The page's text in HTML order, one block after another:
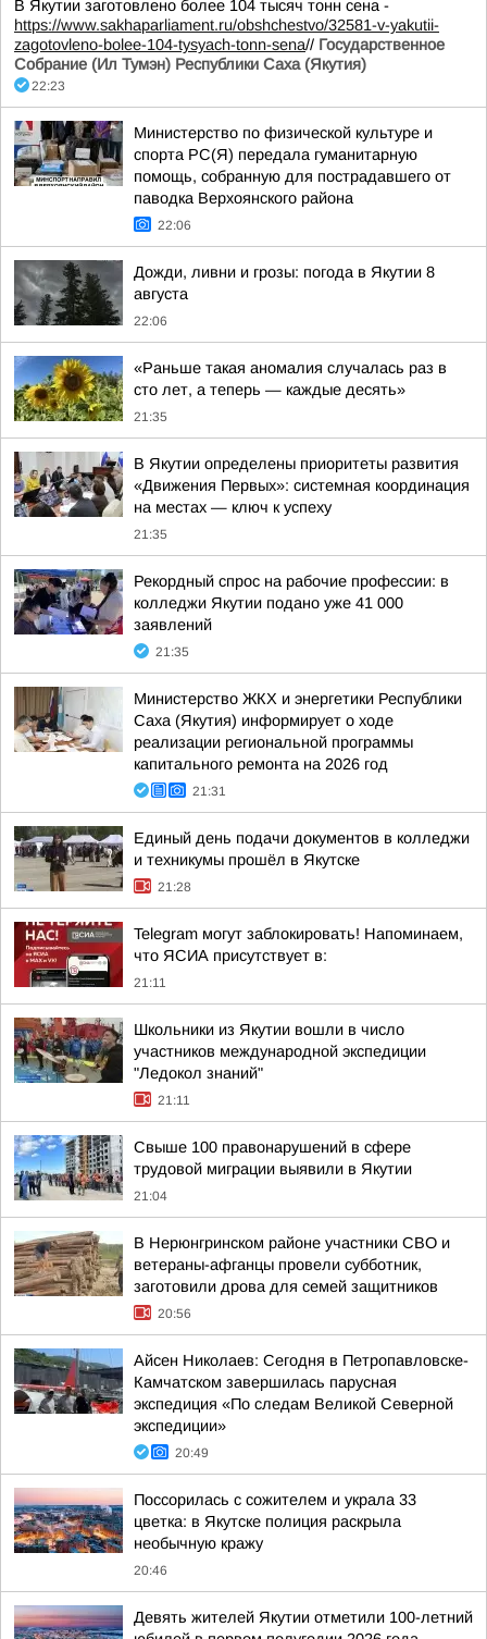
В Якутии заготовлено более 104 тысяч тонн сена -
https://www.sakhaparliament.ru/obshchestvo/32581-v-yakutii-
zagotovleno-bolee-104-tysyach-tonn-sena// Государственное
Собрание (Ил Тумэн) Республики Саха (Якутия)
22:23
Министерство по физической культуре и
спорта РС(Я) передала гуманитарную
помощь, собранную для пострадавшего от
паводка Верхоянского района
22:06
Дожди, ливни и грозы: погода в Якутии 8
августа
22:06
«Раньше такая аномалия случалась раз в
сто лет, а теперь — каждые десять»
21:35
В Якутии определены приоритеты развития
«Движения Первых»: системная координация
на местах — ключ к успеху
21:35
Рекордный спрос на рабочие профессии: в
колледжи Якутии подано уже 41 000
заявлений
21:35
Министерство ЖКХ и энергетики Республики
Саха (Якутия) информирует о ходе
реализации региональной программы
капитального ремонта на 2026 год
21:31
Единый день подачи документов в колледжи
и техникумы прошёл в Якутске
21:28
Telegram могут заблокировать! Напоминаем,
что ЯСИА присутствует в:
21:11
Школьники из Якутии вошли в число
участников международной экспедиции
"Ледокол знаний"
21:11
Свыше 100 правонарушений в сфере
трудовой миграции выявили в Якутии
21:04
В Нерюнгринском районе участники СВО и
ветераны-афганцы провели субботник,
заготовили дрова для семей защитников
20:56
Айсен Николаев: Сегодня в Петропавловске-
Камчатском завершилась парусная
экспедиция «По следам Великой Северной
экспедиции»
20:49
Поссорилась с сожителем и украла 33
цветка: в Якутске полиция раскрыла
необычную кражу
20:46
Девять жителей Якутии отметили 100-летний